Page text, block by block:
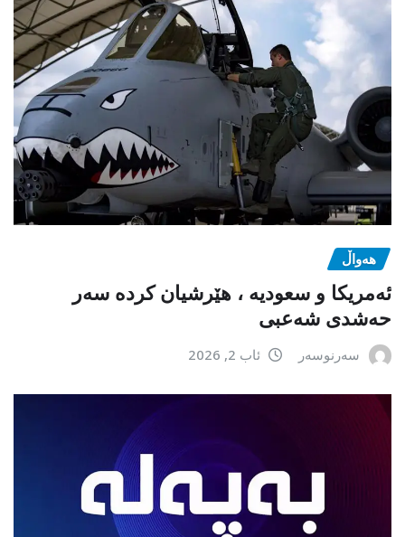
هەواڵ
ئەمریکا و سعودیە ، هێرشیان کردە سەر
حەشدی شەعبی
سەرنوسەر ئاب 2, 2026